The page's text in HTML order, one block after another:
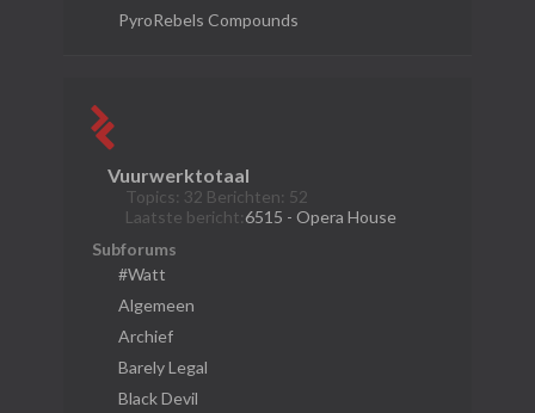
PyroRebels Compounds
Vuurwerktotaal
Topics: 32 Berichten: 52
Laatste bericht:6515 - Opera House
Subforums
#Watt
Algemeen
Archief
Barely Legal
Black Devil